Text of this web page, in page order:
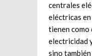
centrales
eléctricas
tienen
electricidad
sino